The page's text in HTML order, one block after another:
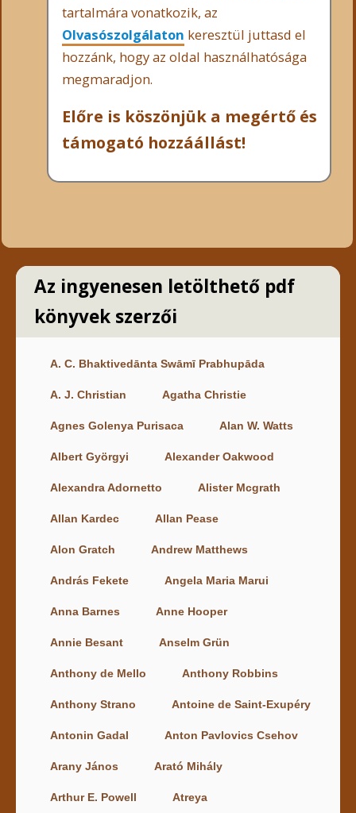
tartalmára vonatkozik, az
Olvasószolgálaton keresztül juttasd el
hozzánk, hogy az oldal használhatósága
megmaradjon.
Előre is köszönjük a megértő és
támogató hozzáállást!
Az ingyenesen letölthető pdf
könyvek szerzői
A. C. Bhaktivedānta Swāmī Prabhupāda
A. J. Christian Agatha Christie
Agnes Golenya Purisaca Alan W. Watts
Albert Györgyi Alexander Oakwood
Alexandra Adornetto Alister Mcgrath
Allan Kardec Allan Pease
Alon Gratch Andrew Matthews
András Fekete Angela Maria Marui
Anna Barnes Anne Hooper
Annie Besant Anselm Grün
Anthony de Mello Anthony Robbins
Anthony Strano Antoine de Saint-Exupéry
Antonin Gadal Anton Pavlovics Csehov
Arany János Arató Mihály
Arthur E. Powell Atreya